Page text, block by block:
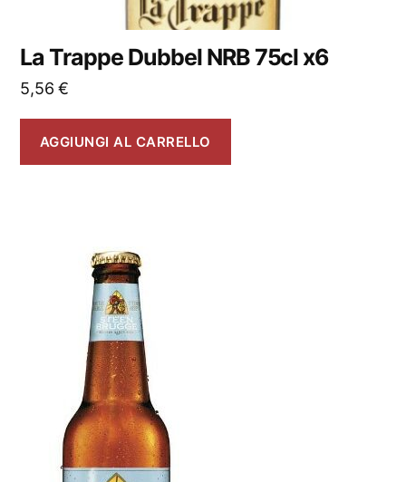
La Trappe Dubbel NRB 75cl x6
5,56€
AGGIUNGI AL CARRELLO